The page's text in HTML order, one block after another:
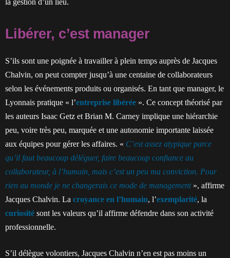
Libérer, c’est manager
S’ils sont une poignée à travailler à plein temps auprès de Jacques
Chalvin, on peut compter jusqu’à une centaine de collaborateurs
selon les événements produits ou organisés. En tant que manager, le
Lyonnais pratique « l’entreprise libérée ». Ce concept théorisé par
les auteurs Isaac Getz et Brian M. Carney implique une hiérarchie
peu, voire très peu, marquée et une autonomie importante laissée
aux équipes pour gérer les affaires. « C’est assez atypique parce
qu’il faut beaucoup déléguer, faire beaucoup confiance au
collaborateur, à l’humain, mais c’est un peu ma conviction. Pour
rien au monde je ne changerais ce mode de management», affirme
Jacques Chalvin. La croyance en l’humain, l’exemplarité, la
curiosité sont les valeurs qu’il affirme défendre dans son activité
professionnelle.
S’il délègue volontiers, Jacques Chalvin n’en est pas moins un